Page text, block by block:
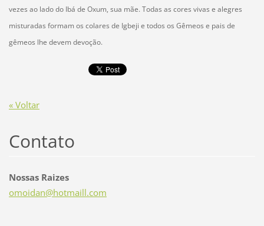
vezes ao lado do Ibá de Oxum, sua mãe. Todas as cores vivas e alegres
misturadas formam os colares de Igbeji e todos os Gêmeos e pais de
gêmeos lhe devem devoção.
« Voltar
Contato
Nossas Raizes
omoidan@hotmaill.com